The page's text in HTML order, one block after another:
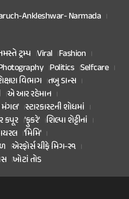
Ankleshwar- Narmada
ટ્રમ્પ Viral Fashion
Politics Selfcare
વિભાગ તબુ ડાન્સ
એ આર રહેમાન
સ્ટારકાસ્ટની શોધમાં
કપૂર 'ફુકરે' શિલ્પા શેટ્ટીનાં
'મિમિ'
એરફોર્સ ચીફે મિગ-૨૧
ખોટાં તોડ